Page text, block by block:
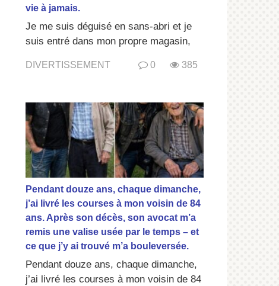
vie à jamais.
Je me suis déguisé en sans-abri et je
suis entré dans mon propre magasin,
DIVERTISSEMENT 0 385
Pendant douze ans, chaque dimanche,
j’ai livré les courses à mon voisin de 84
ans. Après son décès, son avocat m’a
remis une valise usée par le temps – et
ce que j’y ai trouvé m’a bouleversée.
Pendant douze ans, chaque dimanche,
j’ai livré les courses à mon voisin de 84